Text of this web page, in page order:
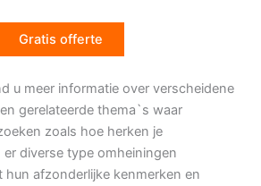
Gratis offerte
u meer informatie over verscheidene
gerelateerde thema`s waar
zoals hoe herken je
diverse type omheiningen
hun afzonderlijke kenmerken en